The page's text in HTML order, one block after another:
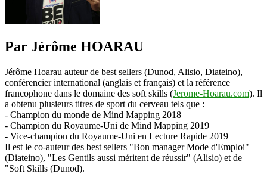
Par Jérôme HOARAU
Jérôme Hoarau auteur de best sellers (Dunod, Alisio, Diateino),
conférencier international (anglais et français) et la référence
francophone dans le domaine des soft skills (Jerome-Hoarau.com). Il
a obtenu plusieurs titres de sport du cerveau tels que :
- Champion du monde de Mind Mapping 2018
- Champion du Royaume-Uni de Mind Mapping 2019
- Vice-champion du Royaume-Uni en Lecture Rapide 2019
Il est le co-auteur des best sellers "Bon manager Mode d'Emploi"
(Diateino), "Les Gentils aussi méritent de réussir" (Alisio) et de
"Soft Skills (Dunod).